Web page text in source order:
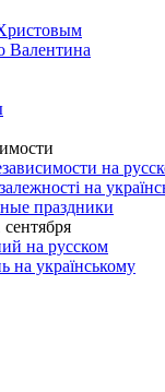
Валентина
на
на
праздники
на русском
на українському